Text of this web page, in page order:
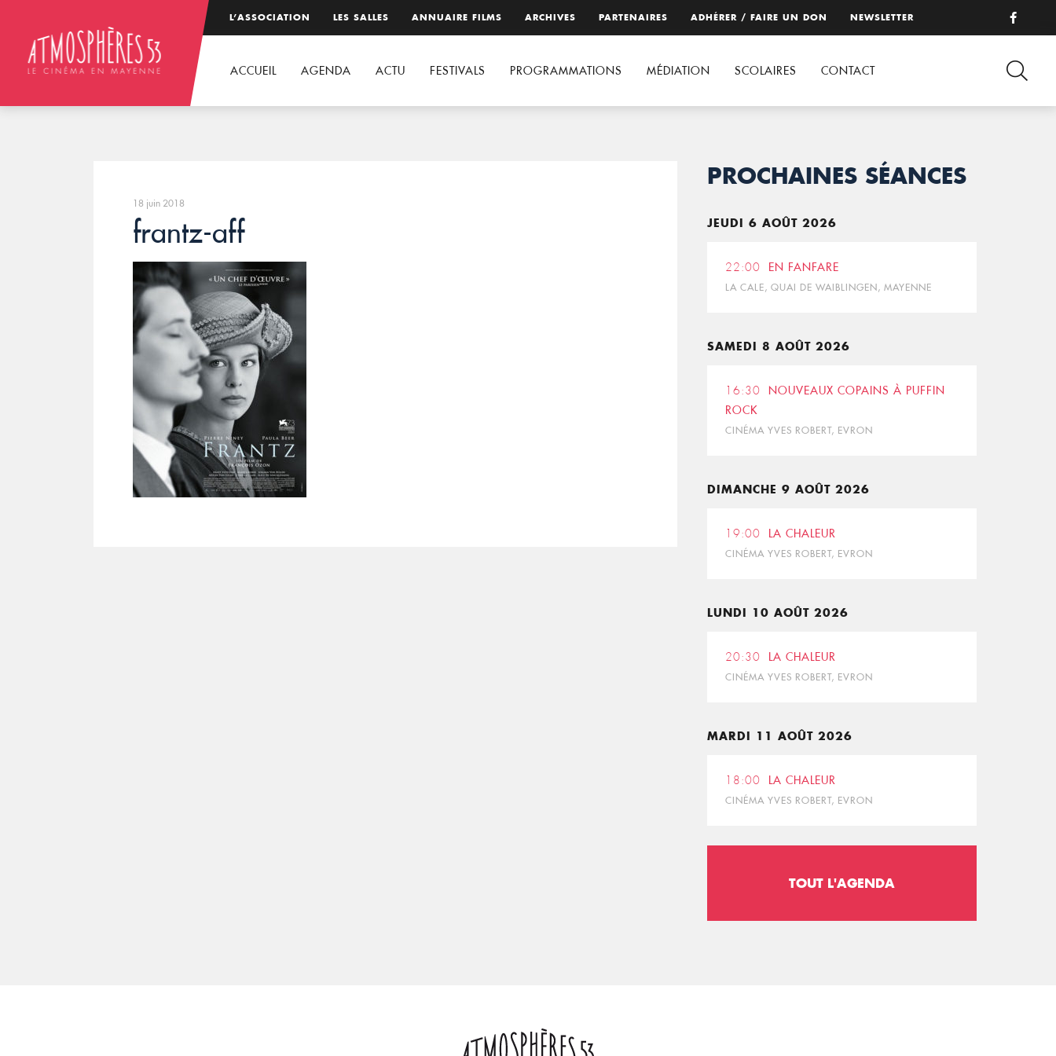
L’ASSOCIATION LES SALLES ANNUAIRE FILMS ARCHIVES PARTENAIRES ADHÉRER / FAIRE UN DON NEWSLETTER
ACCUEIL AGENDA ACTU FESTIVALS PROGRAMMATIONS MÉDIATION SCOLAIRES CONTACT
18 juin 2018
frantz-aff
PROCHAINES SÉANCES
JEUDI 6 AOÛT 2026
22:00 EN FANFARE
LA CALE, QUAI DE WAIBLINGEN, MAYENNE
SAMEDI 8 AOÛT 2026
16:30
NOUVEAUX COPAINS À PUFFIN
ROCK
CINÉMA YVES ROBERT, EVRON
DIMANCHE 9 AOÛT 2026
19:00 LA CHALEUR
CINÉMA YVES ROBERT, EVRON
LUNDI 10 AOÛT 2026
20:30 LA CHALEUR
CINÉMA YVES ROBERT, EVRON
MARDI 11 AOÛT 2026
18:00 LA CHALEUR
CINÉMA YVES ROBERT, EVRON
TOUT L'AGENDA